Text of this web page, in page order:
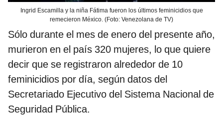
Ingrid Escamilla y la niña Fátima fueron los últimos feminicidios que
remecieron México. (Foto: Venezolana de TV)
Sólo durante el mes de enero del presente año,
murieron en el país 320 mujeres, lo que quiere
decir que se registraron alrededor de 10
feminicidios por día, según datos del
Secretariado Ejecutivo del Sistema Nacional de
Seguridad Pública.